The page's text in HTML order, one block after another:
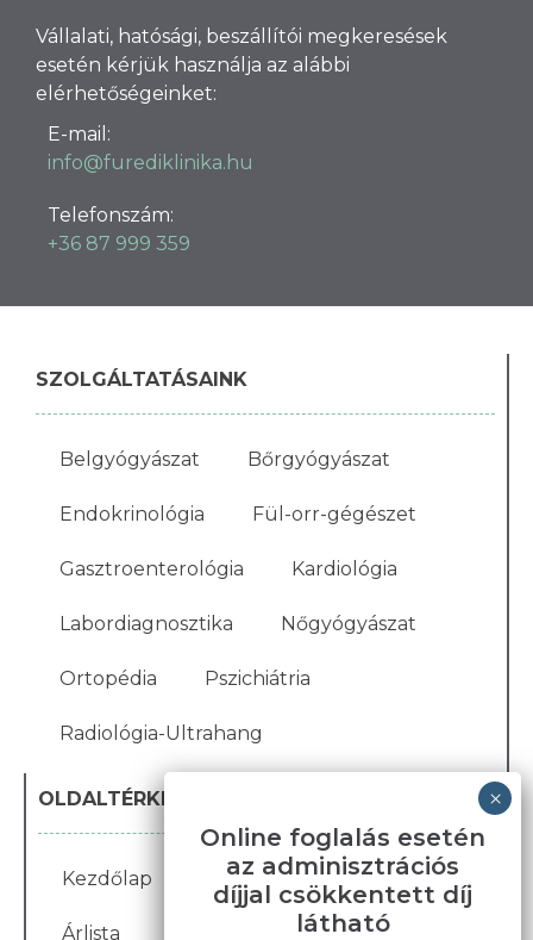
Vállalati, hatósági, beszállítói megkeresések
esetén kérjük használja az alábbi
elérhetőségeinket:
E-mail:
info@furediklinika.hu
Telefonszám:
+36 87 999 359
SZOLGÁLTATÁSAINK
Belgyógyászat Bőrgyógyászat
Endokrinológia Fül-orr-gégészet
Gasztroenterológia Kardiológia
Labordiagnosztika Nőgyógyászat
Ortopédia Pszichiátria
Radiológia-Ultrahang
OLDALTÉRKÉP
Kezdőlap Blog Karrier Galéria
Árlista Bemutatkozás
Online foglalás esetén
az adminisztrációs
díjjal csökkentett díj
látható